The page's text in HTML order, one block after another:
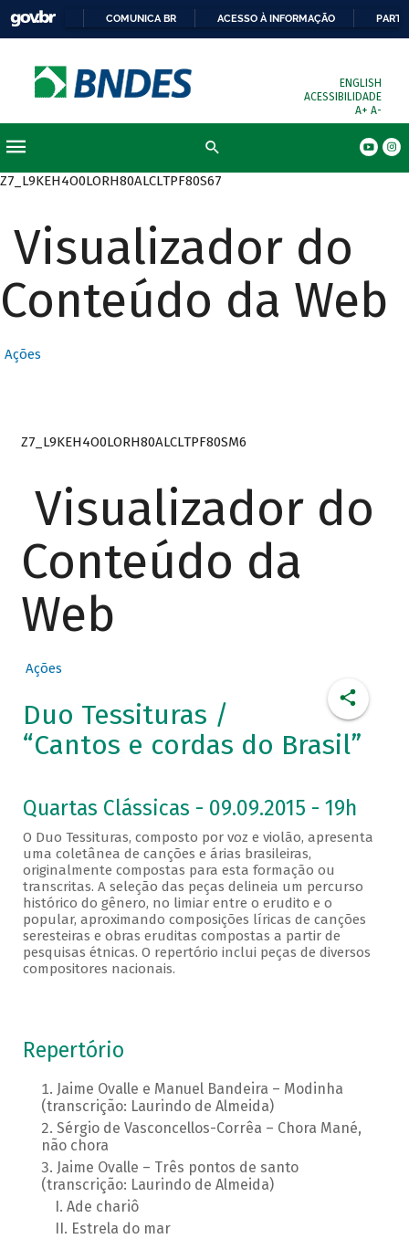
COMUNICA BR ACESSO À INFORMAÇÃO
ENGLISH
ACESSIBILIDADE
A+ A-
Z7_L9KEH4O0LORH80ALCLTPF80S67
Visualizador do
Conteúdo da Web
Ações
Z7_L9KEH4O0LORH80ALCLTPF80SM6
Visualizador do
Conteúdo da
Web
Ações
Duo Tessituras /
“Cantos e cordas do Brasil”
Quartas Clássicas - 09.09.2015 - 19h
O Duo Tessituras, composto por voz e violão, apresenta
uma coletânea de canções e árias brasileiras,
originalmente compostas para esta formação ou
transcritas. A seleção das peças delineia um percurso
histórico do gênero, no limiar entre o erudito e o
popular, aproximando composições líricas de canções
seresteiras e obras eruditas compostas a partir de
pesquisas étnicas. O repertório inclui peças de diversos
compositores nacionais.
Repertório
Jaime Ovalle e Manuel Bandeira – Modinha
(transcrição: Laurindo de Almeida)
Sérgio de Vasconcellos-Corrêa – Chora Mané,
não chora
Jaime Ovalle – Três pontos de santo
(transcrição: Laurindo de Almeida)
Ade chariô
Estrela do mar